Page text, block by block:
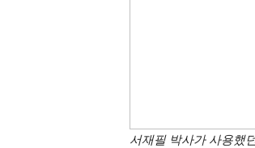
서재필 박사가 사용했